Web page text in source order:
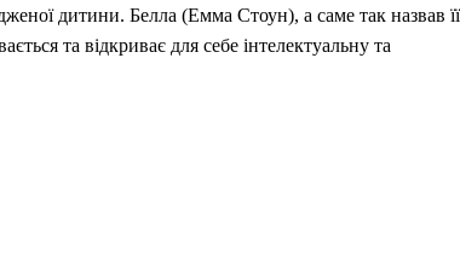
дитини. Белла (Емма Стоун), а саме так назвав її
та відкриває для себе інтелектуальну та